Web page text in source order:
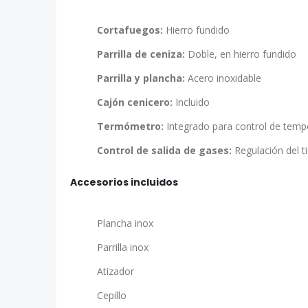
Cortafuegos: Hierro fundido
Parrilla de ceniza: Doble, en hierro fundido
Parrilla y plancha: Acero inoxidable
Cajón cenicero: Incluido
Termómetro: Integrado para control de
Control de salida de gases: Regulación del
Accesorios incluidos
Plancha inox
Parrilla inox
Atizador
Cepillo